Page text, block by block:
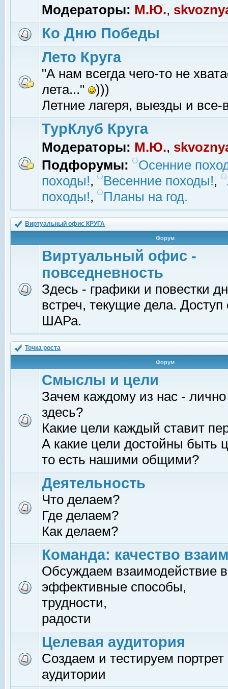
Модераторы: М.Ю.,
Ко Дню Победы
Лето Круга
"А нам всегда чего-то не
лета..."
)))
Летние лагеря, выезды и все-
ТурКлуб Круга
Модераторы: М.Ю.,
Подфорумы:
Осенние
походы!, Весенние походы!,
походы!, Планы на год.
Виртуальный офис КРУГА
Форум
Виртуальный офис -
повседневность
Здесь - графики и повестки
встреч, текущие дела.
ШАРа.
Точка роста
Форум
Смыслы и цели
Зачем каждому из нас -
здесь?
Какие цели каждый ставит
А какие цели достойны быть
то есть нашими общими?
Деятельность
Что делаем?
Где делаем?
Как делаем?
Команда: качество
Обсуждаем взаимодействие
эффективные способы,
трудности,
радости
Целевая аудитория
Создаем и тестируем
аудитории